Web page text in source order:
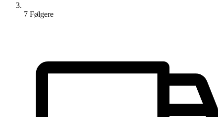
7 Følgere